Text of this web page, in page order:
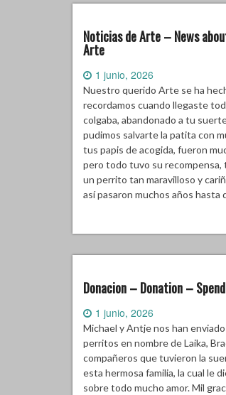
Noticias de Arte – News
Arte
1 junio, 2026
Nuestro querido Arte se ha
recordamos cuando llegaste
colgaba, abandonado a tu
pudimos salvarte la patita con
tus papis de acogida, fueron
pero todo tuvo su recompensa,
un perrito tan maravilloso y
así pasaron muchos años hasta
Donacion – Donation –
1 junio, 2026
Michael y Antje nos han
perritos en nombre de Laika,
compañeros que tuvieron la
esta hermosa familia, la cual le
sobre todo mucho amor. Mil